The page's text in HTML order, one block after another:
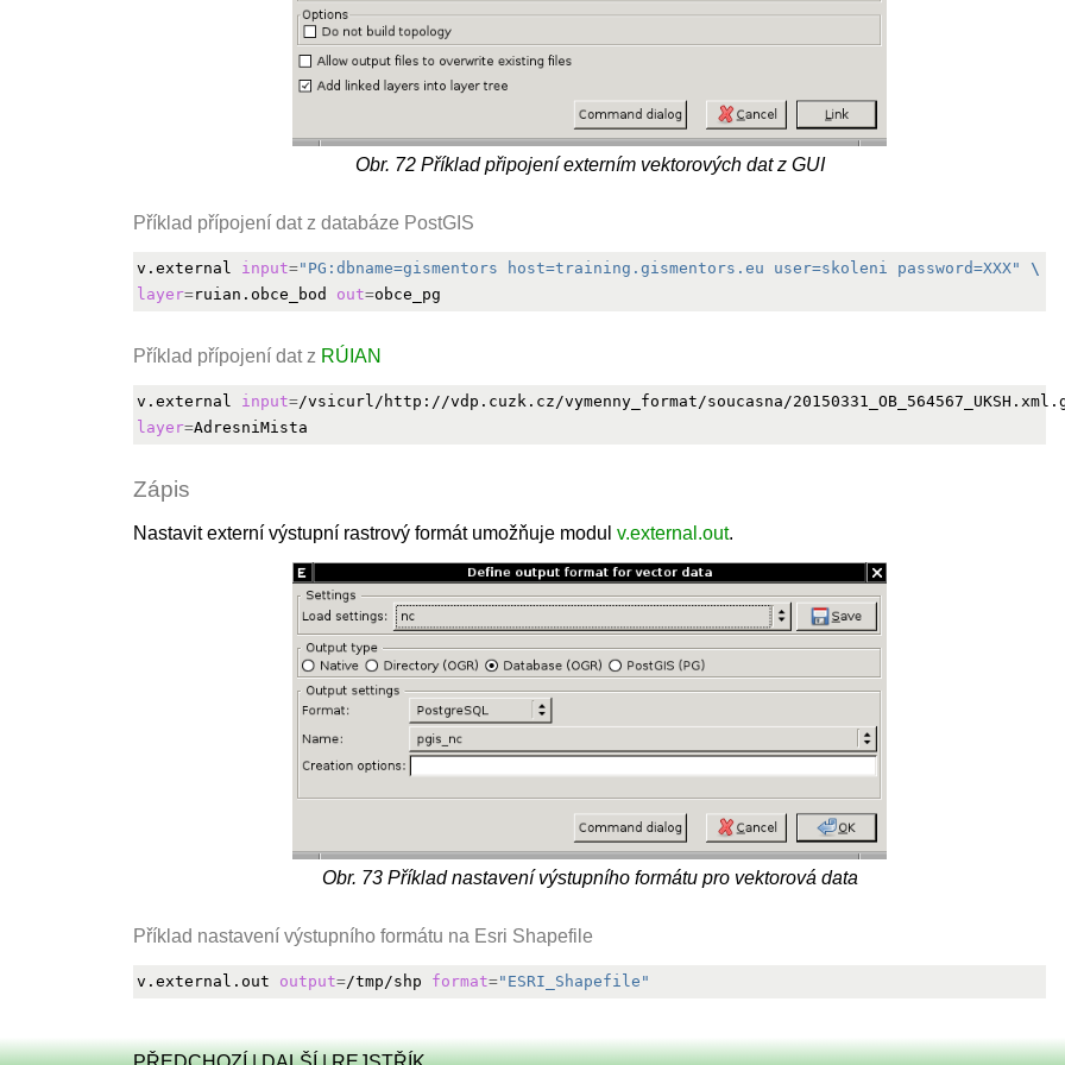
Obr. 72 Příklad připojení externím vektorových dat z GUI
Příklad přípojení dat z databáze PostGIS
v.external input="PG:dbname=gismentors host=training.gismentors.eu user=skoleni password=XXX"
\
layer=ruian.obce_bod out=
Příklad přípojení dat z RÚIAN
v.external input=/vsicurl/http://vdp.cuzk.cz/vymenny_format/soucasna/
layer=
Zápis
Nastavit externí výstupní rastrový formát umožňuje modul v.external.out.
Obr. 73 Příklad nastavení výstupního formátu pro vektorová data
Příklad nastavení výstupního formátu na Esri Shapefile
v.external.out output=/tmp/shp format="ESRI_Shapefile"